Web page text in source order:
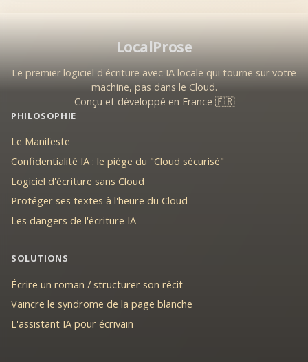
LocalProse
Le premier logiciel d'écriture avec IA locale qui tourne sur votre
machine, pas dans le Cloud.
- Conçu et développé en France 🇫🇷 -
PHILOSOPHIE
Le Manifeste
Confidentialité IA : le piège du "Cloud sécurisé"
Logiciel d'écriture sans Cloud
Protéger ses textes à l'heure du Cloud
Les dangers de l'écriture IA
SOLUTIONS
Écrire un roman / structurer son récit
Vaincre le syndrome de la page blanche
L'assistant IA pour écrivain